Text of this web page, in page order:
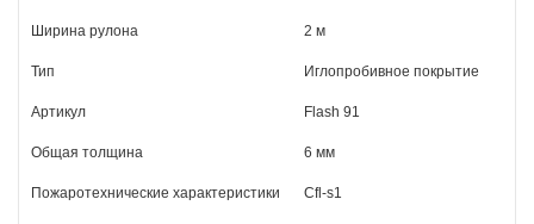
Ширина рулона 2 м
Тип Иглопробивное покрытие
Артикул Flash 91
Общая толщина 6 мм
Пожаротехнические характеристики Cfl-s1